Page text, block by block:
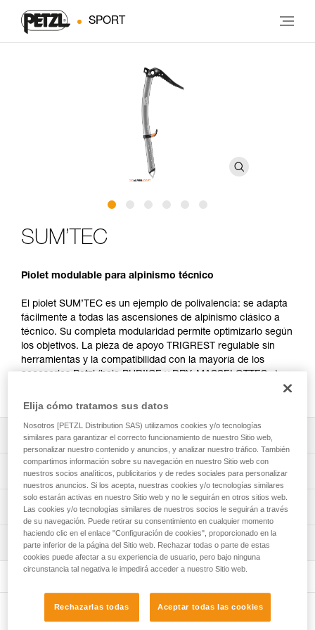
SPORT
SUM’TEC
Piolet modulable para alpinismo técnico
El piolet SUM’TEC es un ejemplo de polivalencia: se adapta
fácilmente a todas las ascensiones de alpinismo clásico a
técnico. Su completa modularidad permite optimizarlo según
los objetivos. La pieza de apoyo TRIGREST regulable sin
herramientas y la compatibilidad con la mayoría de los
accesorios Petzl (hoja PUR’ICE y DRY, MASSELOTTES...)
Descripción
Tecnicidad:
- Hoja ICE afinada en la punta para una penetración fácil
en cualquier tipo de hielo.
- La pieza de apoyo TRIGREST permite ajustar,
rápidamente y sin herramienta, la posición de la mano o
del índice en posición de tracción.
- Mango con regatón de acero para los apoyos sólidos al
utilizarlo como piolet-bastón.
- Mango curvado que proporciona una buena eficacia de
anclaje, protegiendo la mano.
- Mango suficientemente recto para clavar el piolet
Características técnicas
Tipo de hoja: 2
Tipo de mango: 2
Materiales: acero, aluminio y poliamida
Certificaciones: CE, UIAA, UKCA
apoyo TRIGREST.
Se sirve con los protectores de hoja y regatón del piolet.
Información técnica
Ficha técnica
Descargar el pdf technical-notice-SUMTEC-2
Descargar el pdf ICE AXE - ACCESSORY COMPATIBILITY
Descargar el pdf technical-notice-COMM-PIOLETS-ALPI-
Declaración de conformidad
Descargar el pdf EC Declaration of
Inspección
Procedimiento de revisión del EPI
Ficha de seguimiento del EPI
Descargar el pdf verif-EPI-piolet-suivi-ES
Otros productos
Elija cómo tratamos sus datos
Nosotros [PETZL Distribution SAS) utilizamos cookies y/o tecnologías
similares para garantizar el correcto funcionamiento de nuestro Sitio web,
personalizar nuestro contenido y anuncios, y analizar nuestro tráfico. También
compartimos información sobre su navegación en nuestro Sitio web con
nuestros socios analíticos, publicitarios y de redes sociales para personalizar
nuestros anuncios. Si los acepta, nuestras cookies y/o tecnologías similares
solo estarán activas en nuestro Sitio web y no le seguirán en otros sitios web.
Las cookies y/o tecnologías similares de nuestros socios le seguirán a través
de su navegación. Puede retirar su consentimiento en cualquier momento
haciendo clic en el enlace "Configuración de cookies", proporcionado en la
parte inferior de la página del Sitio web. Rechazar todas o parte de estas
cookies puede afectar a su experiencia de usuario, pero bajo ninguna
circunstancia tal negativa le impedirá acceder a nuestro Sitio web.
Rechazarlas todas Aceptar todas las cookies